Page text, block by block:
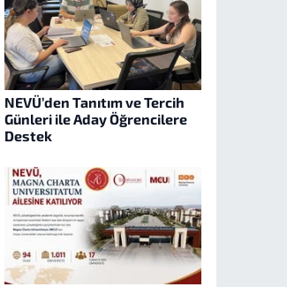
NEVÜ’den Tanıtım ve Tercih
Günleri ile Aday Öğrencilere
Destek